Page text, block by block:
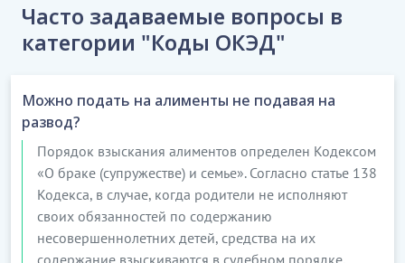
Часто задаваемые вопросы в
категории "Коды ОКЭД"
Можно подать на алименты не подавая на
развод?
Порядок взыскания алиментов определен Кодексом
«О браке (супружестве) и семье». Согласно статье 138
Кодекса, в случае, когда родители не исполняют
своих обязанностей по содержанию
несовершеннолетних детей, средства на их